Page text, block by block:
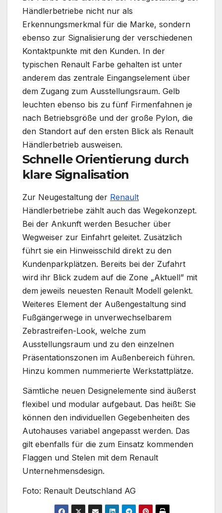
Händlerbetriebe nicht nur als
Erkennungsmerkmal für die Marke, sondern
ebenso zur Signalisierung der verschiedenen
Kontaktpunkte mit den Kunden. In der
typischen Renault Farbe gehalten ist unter
anderem das zentrale Eingangselement über
dem Zugang zum Ausstellungsraum. Gelb
leuchten ebenso bis zu fünf Firmenfahnen je
nach Betriebsgröße und der große Pylon, die
den Standort auf den ersten Blick als Renault
Händlerbetrieb ausweisen.
Schnelle Orientierung durch
klare Signalisation
Zur Neugestaltung der Renault
Händlerbetriebe zählt auch das Wegekonzept.
Bei der Ankunft werden Besucher über
Wegweiser zur Einfahrt geleitet. Zusätzlich
führt sie ein Hinweisschild direkt zu den
Kundenparkplätzen. Bereits bei der Zufahrt
wird ihr Blick zudem auf die Zone „Aktuell” mit
dem jeweils neuesten Renault Modell gelenkt.
Weiteres Element der Außengestaltung sind
Fußgängerwege in unverwechselbarem
Zebrastreifen-Look, welche zum
Ausstellungsraum und zu den einzelnen
Präsentationszonen im Außenbereich führen.
Hinzu kommen nummerierte Werkstattplätze.
Sämtliche neuen Designelemente sind äußerst
flexibel und modular aufgebaut. Das heißt: Sie
können den individuellen Gegebenheiten des
Autohauses variabel angepasst werden. Das
gilt ebenfalls für die zum Einsatz kommenden
Flaggen und Stelen mit dem Renault
Unternehmensdesign.
Foto: Renault Deutschland AG